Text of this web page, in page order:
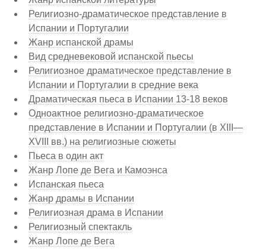
Религиозно-драматическое представление в
Испании и Португалии
Жанр испанской драмы
Вид средневековой испанской пьесы
Религиозное драматическое представление в
Испании и Португалии в средние века
Драматическая пьеса в Испании 13-18 веков
Одноактное религиозно-драматическое
представление в Испании и Португалии (в XIII—
XVIII вв.) на религиозные сюжеты
Пьеса в один акт
Жанр Лопе де Вега и Камоэнса
Испанская пьеса
Жанр драмы в Испании
Религиозная драма в Испании
Религиозный спектакль
Жанр Лопе де Вега